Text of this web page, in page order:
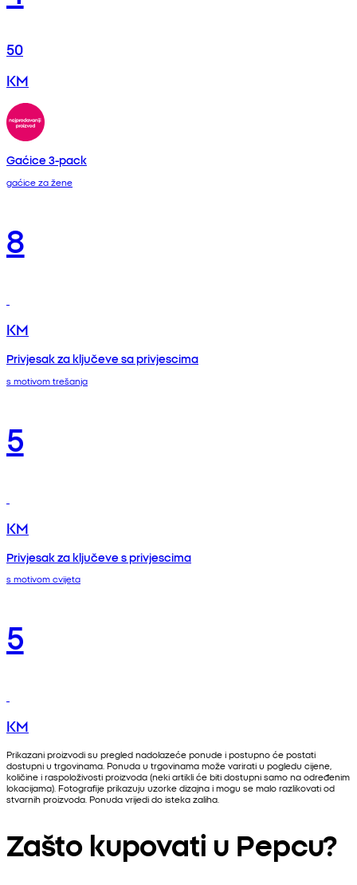
50
KM
Gaćice 3-pack
gaćice za žene
8
KM
Privjesak za ključeve sa privjescima
s motivom trešanja
5
KM
Privjesak za ključeve s privjescima
s motivom cvijeta
5
KM
Prikazani proizvodi su pregled nadolazeće ponude i postupno će postati
dostupni u trgovinama. Ponuda u trgovinama može varirati u pogledu cijene,
količine i raspoloživosti proizvoda (neki artikli će biti dostupni samo na određenim
lokacijama). Fotografije prikazuju uzorke dizajna i mogu se malo razlikovati od
stvarnih proizvoda. Ponuda vrijedi do isteka zaliha.
Zašto kupovati u Pepcu?